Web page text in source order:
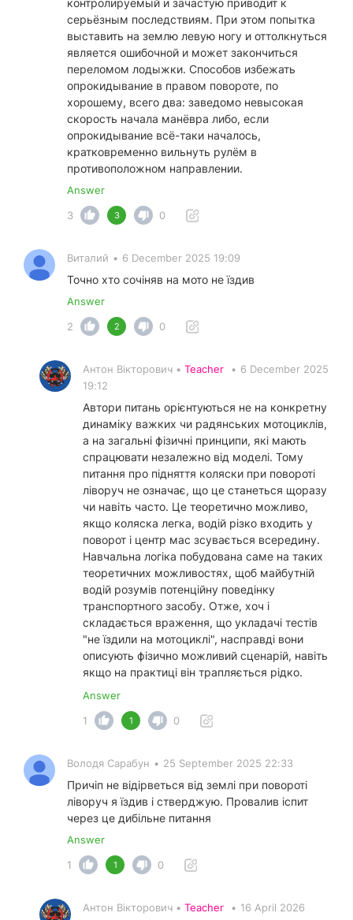
контролируемый и зачастую приводит к
серьёзным последствиям. При этом попытка
выставить на землю левую ногу и оттолкнуться
является ошибочной и может закончиться
переломом лодыжки. Способов избежать
опрокидывание в правом повороте, по
хорошему, всего два: заведомо невысокая
скорость начала манёвра либо, если
опрокидывание всё-таки началось,
кратковременно вильнуть рулём в
противоположном направлении.
Answer
3
3 0
Виталий • 6 December 2025 19:09
Точно хто сочіняв на мото не їздив
Answer
2
2 0
Антон Вікторович • Teacher • 6 December 2025
19:12
Автори питань орієнтуються не на конкретну
динаміку важких чи радянських мотоциклів,
а на загальні фізичні принципи, які мають
спрацювати незалежно від моделі. Тому
питання про підняття коляски при повороті
ліворуч не означає, що це станеться щоразу
чи навіть часто. Це теоретично можливо,
якщо коляска легка, водій різко входить у
поворот і центр мас зсувається всередину.
Навчальна логіка побудована саме на таких
теоретичних можливостях, щоб майбутній
водій розумів потенційну поведінку
транспортного засобу. Отже, хоч і
складається враження, що укладачі тестів
"не їздили на мотоциклі", насправді вони
описують фізично можливий сценарій, навіть
якщо на практиці він трапляється рідко.
Answer
1
1 0
Володя Сарабун • 25 September 2025 22:33
Причіп не відірветься від землі при повороті
ліворуч я їздив і стверджую. Провалив іспит
через це дибільне питання
Answer
1
1 0
Антон Вікторович • Teacher • 16 April 2026